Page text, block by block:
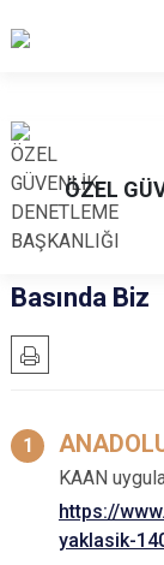
ÖZEL
Basında Biz
KAAN
https://
yaklasik-